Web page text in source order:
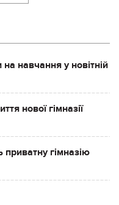
навчання у новітній
нової гімназії
гімназію